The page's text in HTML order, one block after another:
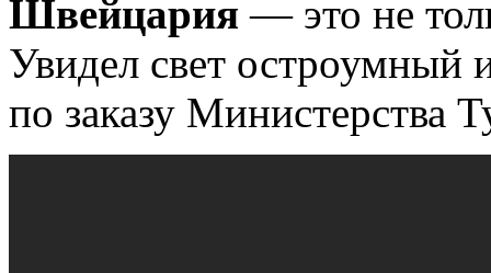
Швейцария — это не
Увидел свет остроумный
по заказу Министерства